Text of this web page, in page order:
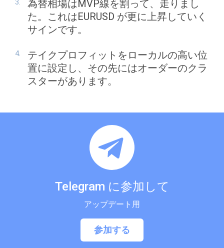
為替相場はMVP線を割って、走りまし
た。これはEURUSD が更に上昇していく
サインです。
テイクプロフィットをローカルの高い位
置に設定し、その先にはオーダーのクラ
スターがあります。
Telegram に参加して
アップデート用
参加する